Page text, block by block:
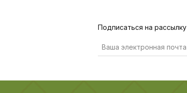
Подписаться на рассылку